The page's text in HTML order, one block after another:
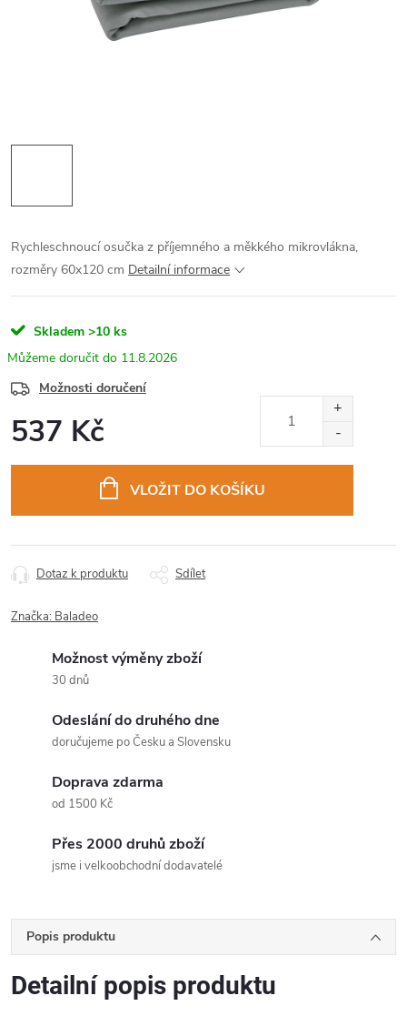
Rychleschnoucí osučka z příjemného a měkkého mikrovlákna,
rozměry 60x120 cm Detailní informace
Skladem >10 ks
11.8.2026
Možnosti doručení
537 Kč
VLOŽIT DO KOŠÍKU
Dotaz k produktu Sdílet
Značka: Baladeo
Možnost výměny zboží
30 dnů
Odeslání do druhého dne
doručujeme po Česku a Slovensku
Doprava zdarma
od 1500 Kč
Přes 2000 druhů zboží
jsme i velkoobchodní dodavatelé
Popis produktu
Detailní popis produktu